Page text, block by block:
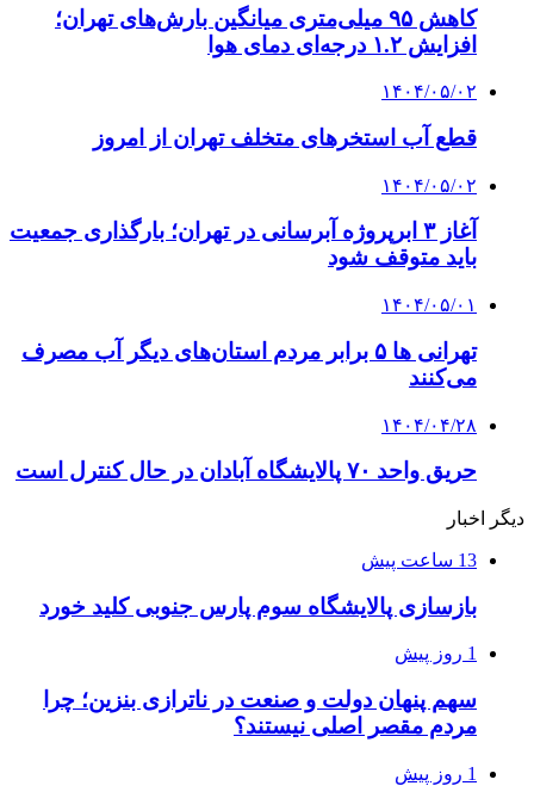
کاهش ۹۵ میلی‌متری میانگین بارش‌های تهران؛
افزایش ۱.۲ درجه‌ای دمای هوا
۱۴۰۴/۰۵/۰۲
قطع آب استخرهای متخلف تهران از امروز
۱۴۰۴/۰۵/۰۲
آغاز ۳ ابرپروژه آبرسانی در تهران؛ بارگذاری جمعیت
باید متوقف شود
۱۴۰۴/۰۵/۰۱
تهرانی ها ۵ برابر مردم استان‌های دیگر آب مصرف
می‌کنند
۱۴۰۴/۰۴/۲۸
حریق واحد ۷۰ پالایشگاه آبادان در حال کنترل است
دیگر اخبار
13 ساعت پیش
بازسازی پالایشگاه سوم پارس جنوبی کلید خورد
1 روز پیش
سهم پنهان دولت و صنعت در ناترازی بنزین؛ چرا
مردم مقصر اصلی نیستند؟
1 روز پیش